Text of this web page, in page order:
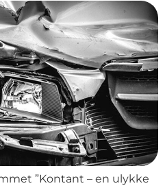
”Kontant – en ulykke